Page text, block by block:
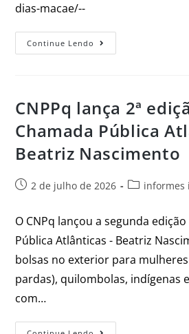
dias-macae/--
Continue Lendo
CNPPq lança 2ª
Chamada Pública
Beatriz Nascimento
2 de julho de 2026 informes
O CNPq lançou a segunda
Pública Atlânticas - Beatriz
bolsas no exterior para
pardas), quilombolas, indígenas
com…